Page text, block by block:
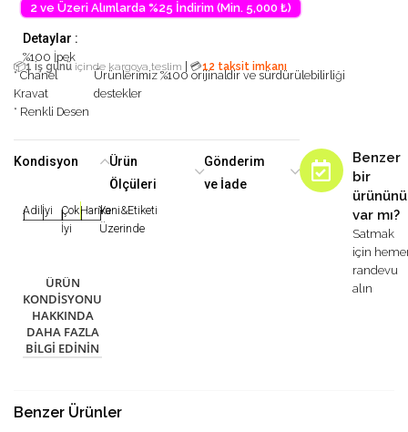
2 ve Üzeri Alımlarda %25 İndirim (Min. 5,000 ₺)
Detaylar :
%100 İpek
📦1 iş günü içinde kargoya teslim 💳12 taksit imkanı
* Chanel
Kravat
* Renkli Desen
Ürünlerimiz %100 orijinaldir ve sürdürülebilirliği
destekler
Kondisyon
|Adil|İyi |
Çok
İyi
|Harika
|Yeni&Etiketi
Üzerinde
ÜRÜN
KONDISYONU
HAKKINDA
DAHA FAZLA
BILGI EDININ
Ürün
Ölçüleri
Gönderim
ve İade
Benzer
bir
var mı?
Satmak
için
randevu
alın
Benzer Ürünler